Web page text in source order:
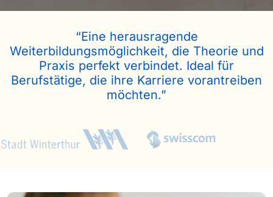
“Eine herausragende
Weiterbildungsmöglichkeit, die Theorie und
Praxis perfekt verbindet. Ideal für
Berufstätige, die ihre Karriere vorantreiben
möchten.”